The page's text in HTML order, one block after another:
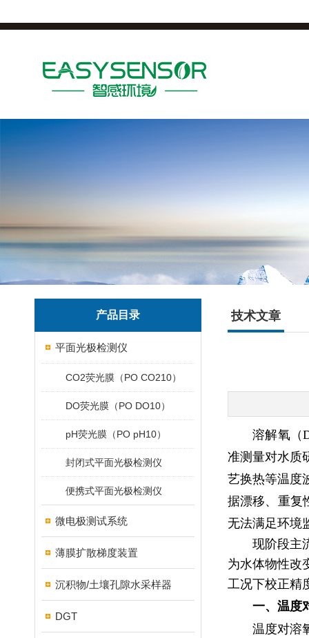
产品目录
平面光极检测仪
CO2荧光膜（PO CO210）
DO荧光膜（PO DO10）
pH荧光膜（PO pH10）
封闭式平面光极检测仪
便携式平面光极检测仪
微电极测试系统
薄膜扩散梯度装置
沉积物/土壤孔隙水采样器
DGT
技术文章
溶解氧（
准测量对水质
艺换热等温度
据漂移、重复
无法满足环境
现阶段主
为水体物性改
工况下校正精
一、温度
温度对溶